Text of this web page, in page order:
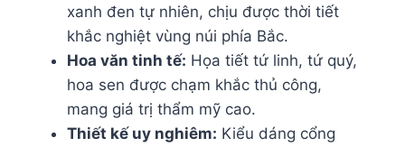
xanh đen tự nhiên, chịu được thời tiết
khắc nghiệt vùng núi phía Bắc.
Hoa văn tinh tế: Họa tiết tứ linh, tứ quý,
hoa sen được chạm khắc thủ công,
mang giá trị thẩm mỹ cao.
Thiết kế uy nghiêm: Kiểu dáng cổng